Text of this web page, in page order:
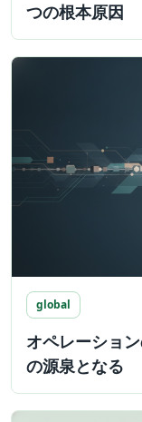
つの根本原因
global
オペレーショ
の源泉となる